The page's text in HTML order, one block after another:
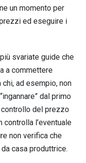
un momento per
ed eseguire i
svariate guide che
a commettere
chi, ad esempio, non
dal primo
del prezzo
l’eventuale
non verifica che
casa produttrice.